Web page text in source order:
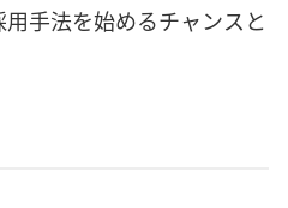
手法を始めるチャンスと